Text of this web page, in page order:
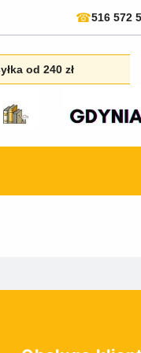
☎516 572
od 240 zł